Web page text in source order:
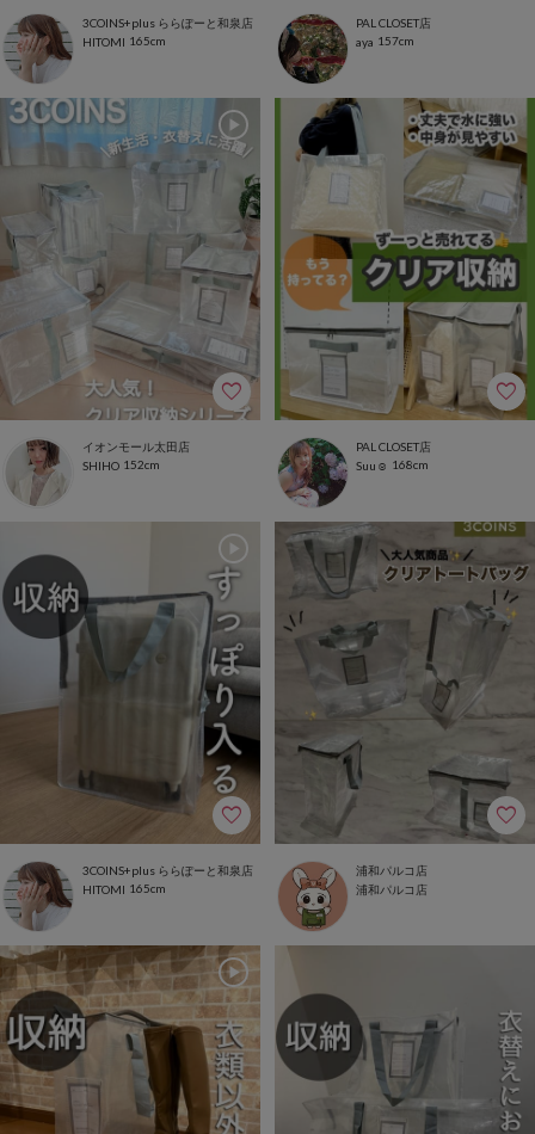
3COINS+plus ららぽーと和泉店
HITOMI 165cm
PAL CLOSET店
aya 157cm
イオンモール太田店
SHIHO 152cm
PAL CLOSET店
Suu☺︎ 168cm
3COINS+plus ららぽーと和泉店
HITOMI 165cm
浦和パルコ店
浦和パルコ店